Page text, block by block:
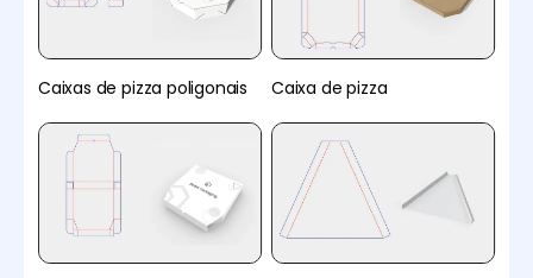
Caixas de pizza poligonais Caixa de pizza